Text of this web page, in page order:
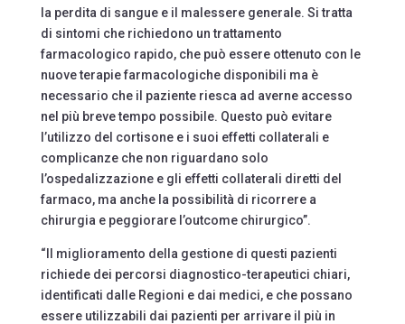
la perdita di sangue e il malessere generale. Si tratta
di sintomi che richiedono un trattamento
farmacologico rapido, che può essere ottenuto con le
nuove terapie farmacologiche disponibili ma è
necessario che il paziente riesca ad averne accesso
nel più breve tempo possibile. Questo può evitare
l’utilizzo del cortisone e i suoi effetti collaterali e
complicanze che non riguardano solo
l’ospedalizzazione e gli effetti collaterali diretti del
farmaco, ma anche la possibilità di ricorrere a
chirurgia e peggiorare l’outcome chirurgico”.
“Il miglioramento della gestione di questi pazienti
richiede dei percorsi diagnostico-terapeutici chiari,
identificati dalle Regioni e dai medici, e che possano
essere utilizzabili dai pazienti per arrivare il più in